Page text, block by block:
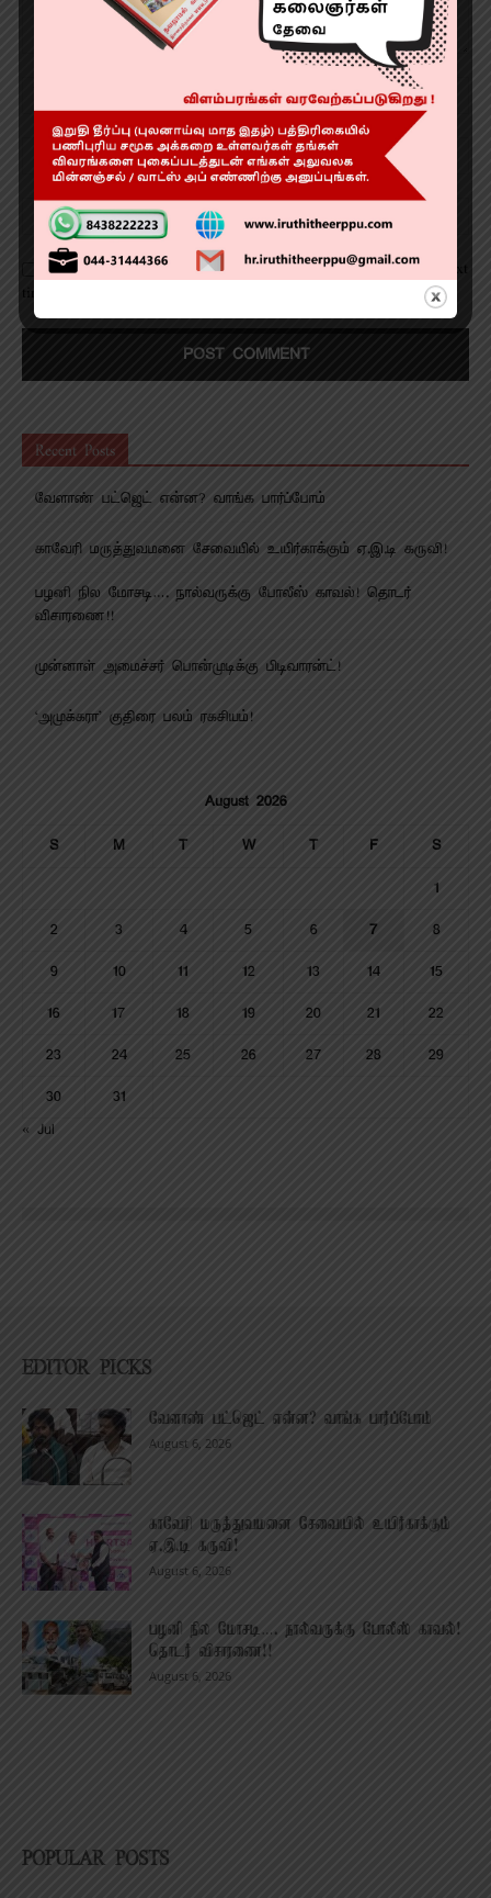
Save my name, email, and website in this browser for the next
time I comment.
Recent Posts
வேளாண் பட்ஜெட் என்ன? வாங்க பார்ப்போம்
காவேரி மருத்துவமனை சேவையில் உயிர்காக்கும் ஏ.இ.டி கருவி!
பழனி நில மோசடி…. நால்வருக்கு போலீஸ் காவல்! தொடர்
விசாரணை!!
முன்னாள் அமைச்சர் பொன்முடிக்கு பிடிவாரன்ட்!
‘அமுக்கரா’ குதிரை பலம் ரகசியம்!
August 2026
S M T W T F S
1
2 3 4 5 6 7 8
9 10 11 12 13 14 15
16 17 18 19 20 21 22
23 24 25 26 27 28 29
30
31
« Jul
EDITOR PICKS
வேளாண் பட்ஜெட் என்ன? வாங்க பார்ப்போம்
August 6, 2026
காவேரி மருத்துவமனை சேவையில் உயிர்காக்கும்
ஏ.இ.டி கருவி!
August 6, 2026
பழனி நில மோசடி…. நால்வருக்கு போலீஸ் காவல்!
தொடர் விசாரணை!!
August 6, 2026
POPULAR POSTS